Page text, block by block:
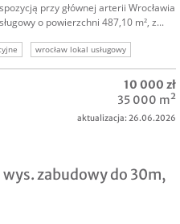
przy głównej arterii Wrocławia
o powierzchni 487,10 m², z...
wrocław lokal usługowy
nieruchomości inwestycyjne
wys. zabudowy do 30m,
10 000 zł
35 000 m²
aktualizacja: 26.06.2026